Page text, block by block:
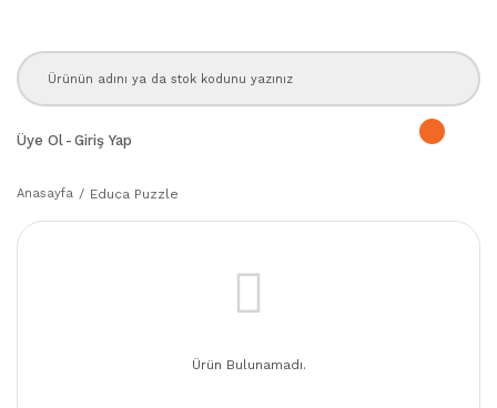
Üye Ol - Giriş Yap
Anasayfa Educa Puzzle
Ürün Bulunamadı.